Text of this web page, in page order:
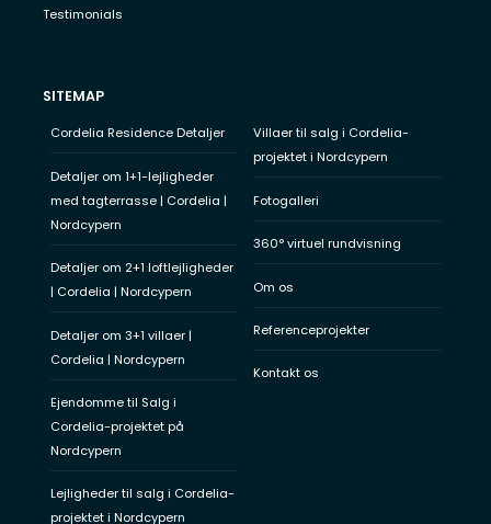
Testimonials
SITEMAP
Cordelia Residence Detaljer
Detaljer om 1+1-lejligheder
med tagterrasse | Cordelia |
Nordcypern
Detaljer om 2+1 loftlejligheder
| Cordelia | Nordcypern
Detaljer om 3+1 villaer |
Cordelia | Nordcypern
Ejendomme til Salg i
Cordelia-projektet på
Nordcypern
Lejligheder til salg i Cordelia-
projektet i Nordcypern
Villaer til salg i Cordelia-
projektet i Nordcypern
Fotogalleri
360° virtuel rundvisning
Om os
Referenceprojekter
Kontakt os